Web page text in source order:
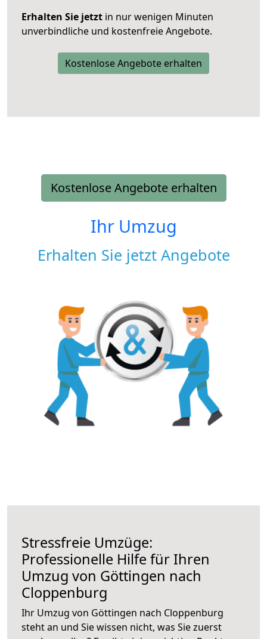
Erhalten Sie jetzt in nur wenigen Minuten
unverbindliche und kostenfreie Angebote.
Kostenlose Angebote erhalten
Kostenlose Angebote erhalten
Ihr Umzug
Erhalten Sie jetzt Angebote
Stressfreie Umzüge:
Professionelle Hilfe für Ihren
Umzug von Göttingen nach
Cloppenburg
Ihr Umzug von Göttingen nach Cloppenburg
steht an und Sie wissen nicht, was Sie zuerst